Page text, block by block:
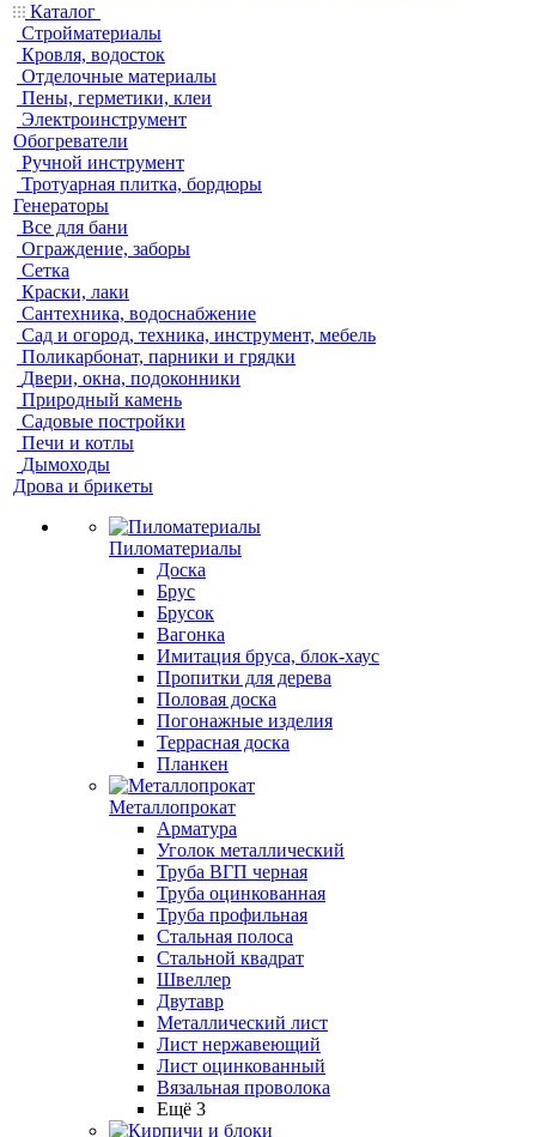
Каталог
Стройматериалы
Кровля, водосток
Отделочные материалы
Пены, герметики, клеи
Электроинструмент
Обогреватели
Ручной инструмент
Тротуарная плитка, бордюры
Генераторы
Все для бани
Ограждение, заборы
Сетка
Краски, лаки
Сантехника, водоснабжение
Сад и огород, техника, инструмент, мебель
Поликарбонат, парники и грядки
Двери, окна, подоконники
Природный камень
Садовые постройки
Печи и котлы
Дымоходы
Дрова и брикеты
Пиломатериалы
Доска
Брус
Брусок
Вагонка
Имитация бруса, блок-хаус
Пропитки для дерева
Половая доска
Погонажные изделия
Террасная доска
Планкен
Металлопрокат
Арматура
Уголок металлический
Труба ВГП черная
Труба оцинкованная
Труба профильная
Стальная полоса
Стальной квадрат
Швеллер
Двутавр
Металлический лист
Лист нержавеющий
Лист оцинкованный
Вязальная проволока
Ещё 3